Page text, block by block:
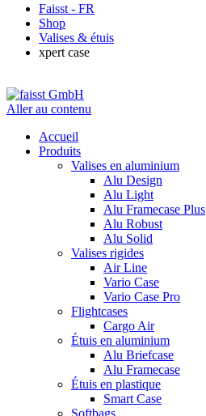
Faisst - FR
Shop
Valises & étuis
xpert case
Aller au contenu
Accueil
Produits
Valises en aluminium
Alu Design
Alu Light
Alu Framecase Plus
Alu Robust
Alu Solid
Valises rigides
Air Line
Vario Case
Vario Case Pro
Flightcases
Cargo Air
Étuis en aluminium
Alu Briefcase
Alu Framecase
Étuis en plastique
Smart Case
Softbags